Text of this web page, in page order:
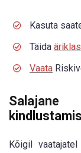
Kasuta
Täida
Vaata
Kõigil